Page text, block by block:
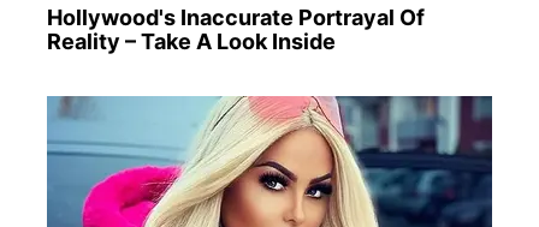
Hollywood's Inaccurate Portrayal Of
Reality – Take A Look Inside